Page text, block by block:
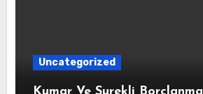
Uncategorized